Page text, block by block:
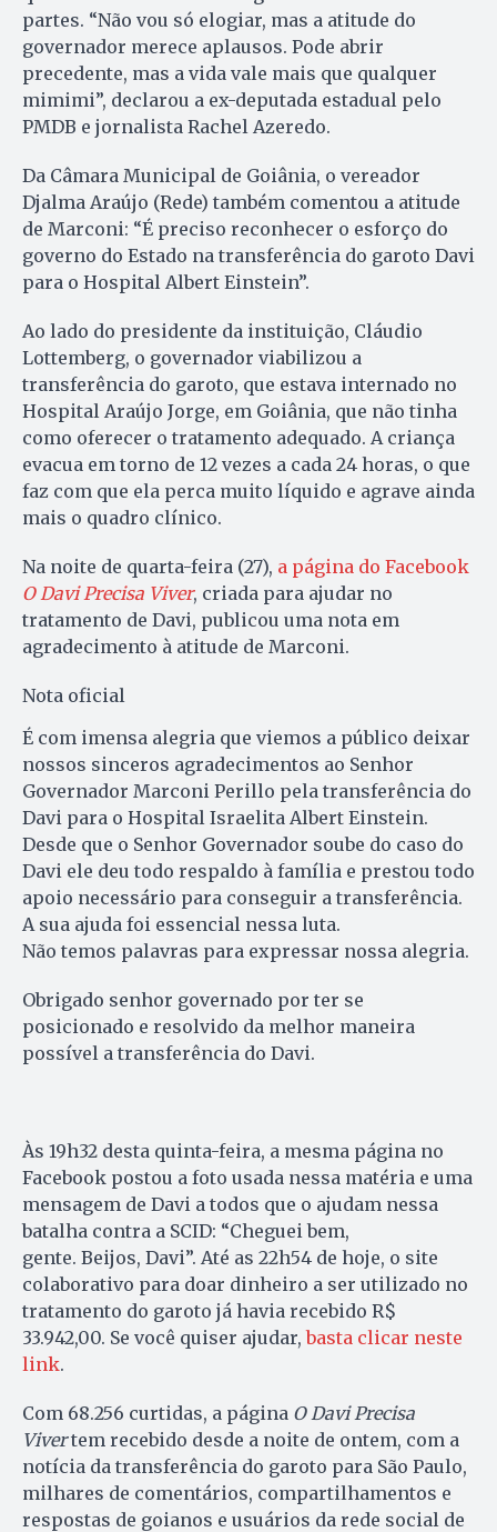
partes. “Não vou só elogiar, mas a atitude do
governador merece aplausos. Pode abrir
precedente, mas a vida vale mais que qualquer
mimimi”, declarou a ex-deputada estadual pelo
PMDB e jornalista Rachel Azeredo.
Da Câmara Municipal de Goiânia, o vereador
Djalma Araújo (Rede) também comentou a atitude
de Marconi: “É preciso reconhecer o esforço do
governo do Estado na transferência do garoto Davi
para o Hospital Albert Einstein”.
Ao lado do presidente da instituição, Cláudio
Lottemberg, o governador viabilizou a
transferência do garoto, que estava internado no
Hospital Araújo Jorge, em Goiânia, que não tinha
como oferecer o tratamento adequado. A criança
evacua em torno de 12 vezes a cada 24 horas, o que
faz com que ela perca muito líquido e agrave ainda
mais o quadro clínico.
Na noite de quarta-feira (27), a página do Facebook
O Davi Precisa Viver, criada para ajudar no
tratamento de Davi, publicou uma nota em
agradecimento à atitude de Marconi.
Nota oficial
É com imensa alegria que viemos a público deixar
nossos sinceros agradecimentos ao Senhor
Governador Marconi Perillo pela transferência do
Davi para o Hospital Israelita Albert Einstein.
Desde que o Senhor Governador soube do caso do
Davi ele deu todo respaldo à família e prestou todo
apoio necessário para conseguir a transferência.
A sua ajuda foi essencial nessa luta.
Não temos palavras para expressar nossa alegria.
Obrigado senhor governado por ter se
posicionado e resolvido da melhor maneira
possível a transferência do Davi.
Às 19h32 desta quinta-feira, a mesma página no
Facebook postou a foto usada nessa matéria e uma
mensagem de Davi a todos que o ajudam nessa
batalha contra a SCID: “Cheguei bem,
gente. Beijos, Davi”. Até as 22h54 de hoje, o site
colaborativo para doar dinheiro a ser utilizado no
tratamento do garoto já havia recebido R$
33.942,00. Se você quiser ajudar,basta clicar neste
link.
Com 68.256 curtidas, a página O Davi Precisa
Vivertem recebido desde a noite de ontem, com a
notícia da transferência do garoto para São Paulo,
milhares de comentários, compartilhamentos e
respostas de goianos e usuários da rede social de